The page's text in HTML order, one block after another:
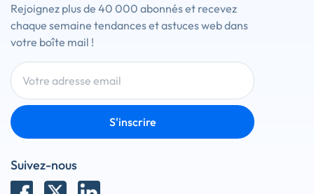
Rejoignez plus de 40 000 abonnés et recevez
chaque semaine tendances et astuces web dans
votre boîte mail !
S'inscrire
Suivez-nous